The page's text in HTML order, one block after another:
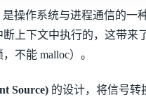
是操作系统与进程通信的一
断上下文中执行的，这带来
不能 malloc）。
Source) 的设计，将信号转